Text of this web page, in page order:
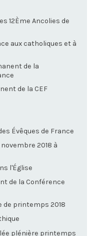
12Ème Ancolies de
aux catholiques et à
de la
de la CEF
Évêques de France
2018 à
l'Église
de la Conférence
de printemps 2018
plénière printemps